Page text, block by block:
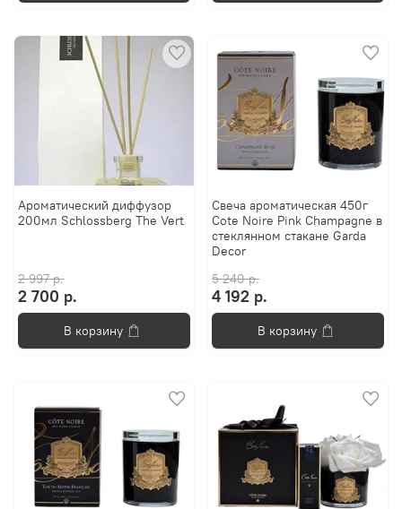
Ароматический диффузор
200мл Schlossberg The Vert
2 997 р.
2 700 р.
В корзину
Свеча ароматическая 450г
Cote Noire Pink Champagne в
стеклянном стакане Garda
Decor
5 240 р.
4 192 р.
В корзину